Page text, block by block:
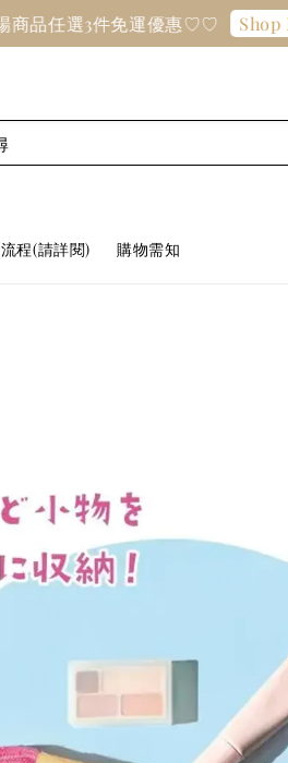
選3件免運優惠♡♡ Shop Now
程(請詳閱) 購物需知